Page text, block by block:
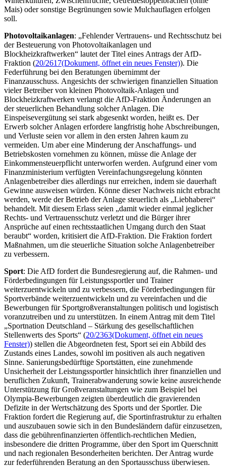
Mais) oder sonstige Begrünungen sowie Mulchauflagen erfolgen
soll.
Photovoltaikanlagen: „Fehlender Vertrauens- und Rechtsschutz bei
der Besteuerung von Photovoltaikanlagen und
Blockheizkraftwerken“ lautet der Titel eines Antrags der AfD-
Fraktion (20/2617(Dokument, öffnet ein neues Fenster)). Die
Federführung bei den Beratungen übernimmt der
Finanzausschuss. Angesichts der schwierigen finanziellen Situation
vieler Betreiber von kleinen Photovoltaik-Anlagen und
Blockheizkraftwerken verlangt die AfD-Fraktion Änderungen an
der steuerlichen Behandlung solcher Anlagen. Die
Einspeisevergütung sei stark abgesenkt worden, heißt es. Der
Erwerb solcher Anlagen erfordere langfristig hohe Abschreibungen,
und Verluste seien vor allem in den ersten Jahren kaum zu
vermeiden. Um aber eine Minderung der Anschaffungs- und
Betriebskosten vornehmen zu können, müsse die Anlage der
Einkommensteuerpflicht unterworfen werden. Aufgrund einer vom
Finanzministerium verfügten Vereinfachungsregelung könnten
Anlagenbetreiber dies allerdings nur erreichen, indem sie dauerhaft
Gewinne ausweisen würden. Könne dieser Nachweis nicht erbracht
werden, werde der Betrieb der Anlage steuerlich als „Liebhaberei“
behandelt. Mit diesem Erlass seien „damit wieder einmal jeglicher
Rechts- und Vertrauensschutz verletzt und die Bürger ihrer
Ansprüche auf einen rechtsstaatlichen Umgang durch den Staat
beraubt“ worden, kritisiert die AfD-Fraktion. Die Fraktion fordert
Maßnahmen, um die steuerliche Situation solche Anlagenbetreiber
zu verbessern.
Sport: Die AfD fordert die Bundesregierung auf, die Rahmen- und
Förderbedingungen für Leistungssportler und Trainer
weiterzuentwickeln und zu verbessern, die Förderbedingungen für
Sportverbände weiterzuentwickeln und zu vereinfachen und die
Bewerbungen für Sportgroßveranstaltungen politisch und logistisch
voranzutreiben und zu unterstützen. In einem Antrag mit dem Titel
„Sportnation Deutschland – Stärkung des gesellschaftlichen
Stellenwerts des Sports“ (20/2363(Dokument, öffnet ein neues
Fenster)) stellen die Abgeordneten fest, Sport sei ein Abbild des
Zustands eines Landes, sowohl im positiven als auch negativen
Sinne. Sanierungsbedürftige Sportstätten, eine zunehmende
Unsicherheit der Leistungssportler hinsichtlich ihrer finanziellen und
beruflichen Zukunft, Trainerabwanderung sowie keine ausreichende
Unterstützung für Großveranstaltungen wie zum Beispiel bei
Olympia-Bewerbungen zeigten überdeutlich die gravierenden
Defizite in der Wertschätzung des Sports und der Sportler. Die
Fraktion fordert die Regierung auf, die Sportinfrastruktur zu erhalten
und auszubauen sowie sich in den Bundesländern dafür einzusetzen,
dass die gebührenfinanzierten öffentlich-rechtlichen Medien,
insbesondere die dritten Programme, über den Sport im Querschnitt
und nach regionalen Besonderheiten berichten. Der Antrag wurde
zur federführenden Beratung an den Sportausschuss überwiesen.